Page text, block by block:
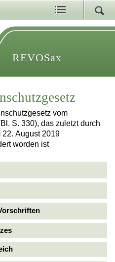
REVOSax
vom
S. 330), das zuletzt durch
22. August 2019
worden ist